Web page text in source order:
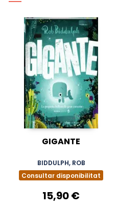
GIGANTE
BIDDULPH, ROB
Consultar disponibilitat
15,90 €